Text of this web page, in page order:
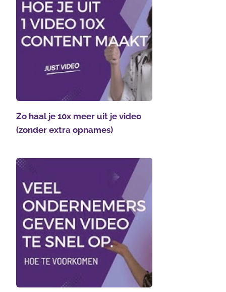
Zo haal je 10x meer uit je video
(zonder extra opnames)